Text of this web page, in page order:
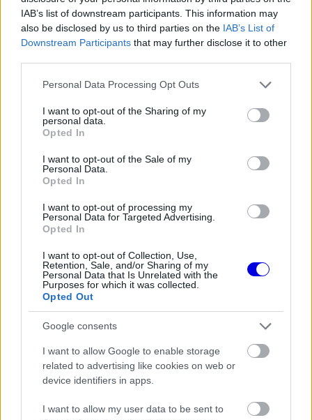
IAB’s list of downstream participants. This information may
also be disclosed by us to third parties on the IAB’s List of
Downstream Participants that may further disclose it to other
Please note that this website/app uses one or more Google
not limited to your visit or usage behaviour. You may click to
grant or deny consent to Google and its third-party tags to
use your data for below specified purposes in below Google
consent section.
Personal Data Processing Opt Outs
I want to opt-out of the Sharing of my
personal data.
Opted In
I want to opt-out of the Sale of my
Personal Data.
Opted In
I want to opt-out of processing my
Personal Data for Targeted Advertising.
Opted In
I want to opt-out of Collection, Use,
Retention, Sale, and/or Sharing of my
Personal Data that Is Unrelated with the
Purposes for which it was collected.
Opted Out
Google consents
I want to allow Google to enable storage
related to advertising like cookies on web or
device identifiers in apps.
I want to allow my user data to be sent to
A háttérben meghúzódó probléma rögtön a rajt
után jelentkezett. Lindblad a hatodik pozícióért
csatázott Max Verstappennel a Village kanyarban,
amikor a vetélytárs leszorította a pályáról.